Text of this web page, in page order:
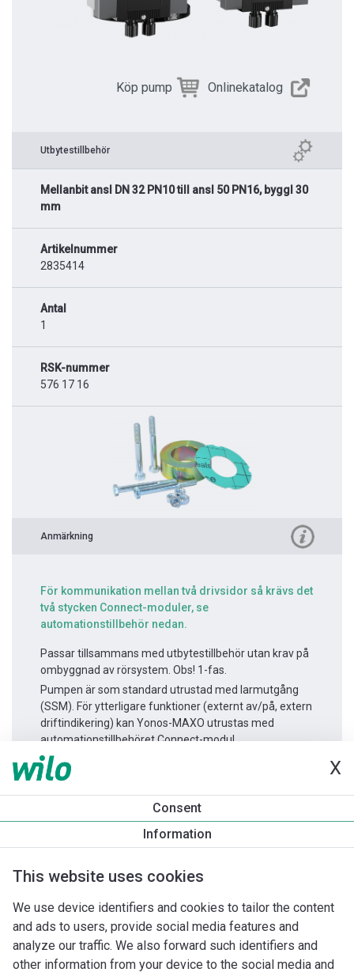
X
Consent
Information
This website uses cookies
We use device identifiers and cookies to tailor the content
and ads to users, provide social media features and
analyze our traffic. We also forward such identifiers and
other information from your device to the social media and
Köp pump Onlinekatalog
Utbytestillbehör
Mellanbit ansl DN 32 PN10 till ansl 50 PN16, byggl 30
mm
Artikelnummer
2835414
Antal
1
RSK-nummer
576 17 16
Anmärkning
För kommunikation mellan två drivsidor så krävs det
två stycken Connect-moduler, se
automationstillbehör nedan.
Passar tillsammans med utbytestillbehör utan krav på
ombyggnad av rörsystem. Obs! 1-fas.
Pumpen är som standard utrustad med larmutgång
(SSM). För ytterligare funktioner (externt av/på, extern
driftindikering) kan Yonos-MAXO utrustas med
automationstillbehöret Connect-modul.
Produktinformation